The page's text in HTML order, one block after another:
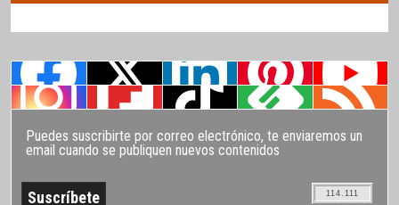
Puedes suscribirte por correo electrónico, te enviaremos un
email cuando se publiquen nuevos contenidos
114.111